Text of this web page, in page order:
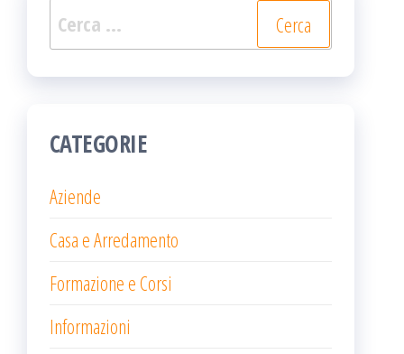
Ricerca
per:
CATEGORIE
Aziende
Casa e Arredamento
Formazione e Corsi
Informazioni